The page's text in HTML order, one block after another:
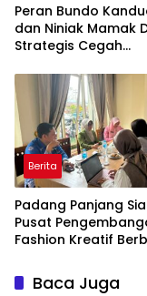
Peran Bundo
dan Niniak Mamak
Strategis Cegah
Berita
Padang Panjang
Pusat
Fashion Kreatif
Baca Juga